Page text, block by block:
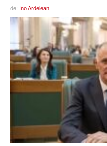
de: Ino Ardelean